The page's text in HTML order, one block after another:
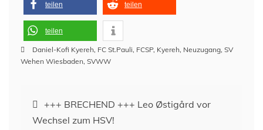
teilen teilen
teilen
Daniel-Kofi Kyereh, FC St.Pauli, FCSP, Kyereh, Neuzugang, SV
Wehen Wiesbaden, SVWW
Beitragsnavigation
+++ BRECHEND +++ Leo Østigård vor
Wechsel zum HSV!